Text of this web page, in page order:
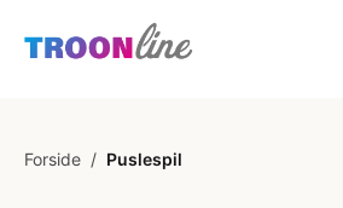
Forside / Puslespil